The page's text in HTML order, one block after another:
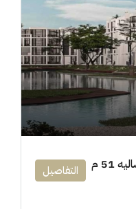
51 م التفاصيل